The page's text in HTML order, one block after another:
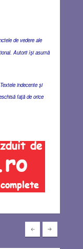
de vedere ale
Autorii îşi asumă
indecente şi
faţă de orice